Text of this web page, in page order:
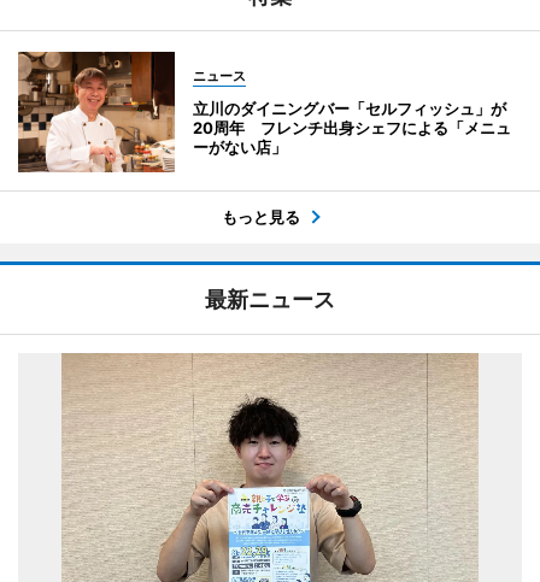
ニュース
立川のダイニングバー「セルフィッシュ」が
20周年 フレンチ出身シェフによる「メニュ
ーがない店」
もっと見る
最新ニュース